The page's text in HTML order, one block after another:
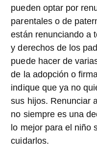
pueden optar por
parentales o de
están renunciando a
y derechos de los
puede hacer de
de la adopción o
indique que ya no
sus hijos. Renunciar
no siempre es una
lo mejor para el niño
cuidarlos.